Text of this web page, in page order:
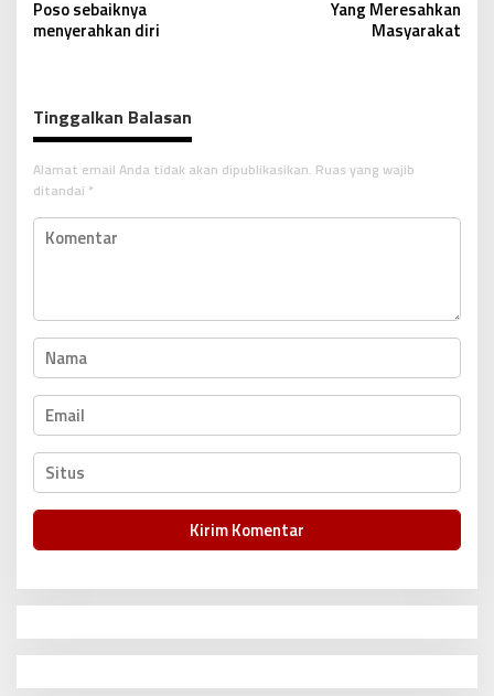
i
s
i
p
o
Poso sebaiknya
menyerahkan diri
Yang Meresahkan
Masyarakat
Tinggalkan Balasan
Alamat email Anda tidak akan dipublikasikan. Ruas yang wajib
ditandai *